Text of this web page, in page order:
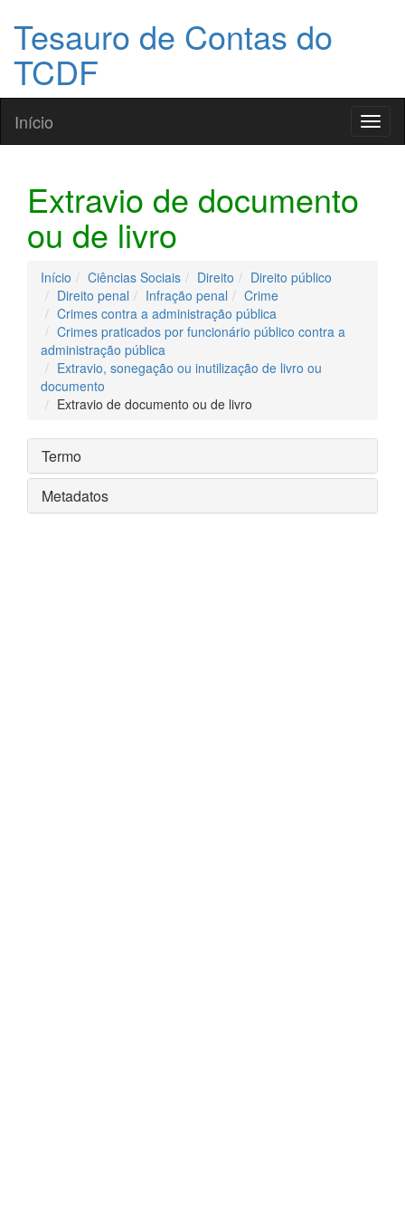
Tesauro de Contas do
TCDF
Início
Extravio de documento
ou de livro
Início Ciências Sociais Direito
Direito público
Direito penal
Infração penal
Crime
Crimes contra a administração pública
Crimes praticados por funcionário público contra a
administração pública
Extravio, sonegação ou inutilização de livro ou
documento
Extravio de documento ou de livro
Termo
Metadatos